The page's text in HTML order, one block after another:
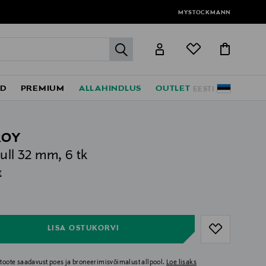
MYSTOCKMANN
label.header.go
EESTI
PREMIUM ALLAHINDLUS OUTLET
32 mm, 6 tk
Price
LISA OSTUKORVI
saadavust poes ja broneerimisvõimalust allpool. Loe lisaks